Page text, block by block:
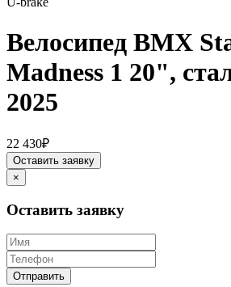
Велосипед BMX
Madness 1 20",
2025
22 430₽
Оставить заявку
×
Оставить заявку
Отправить